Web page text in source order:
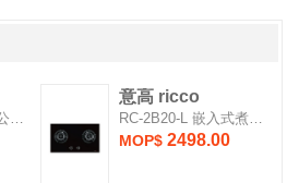
意高 ricco
RC-2B20-L 嵌入式煮食爐
MOP$2498.00